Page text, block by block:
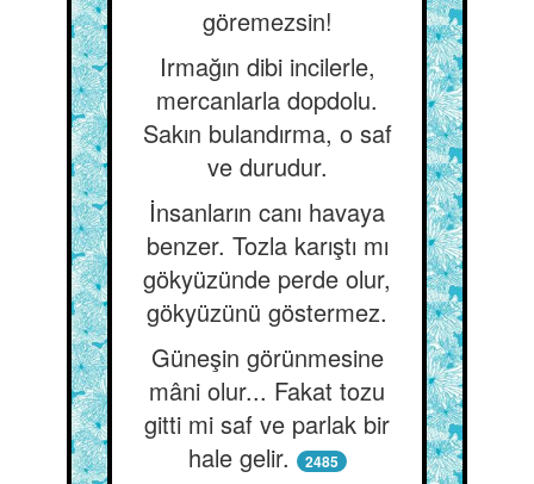
göremezsin!
Irmağın dibi incilerle,
mercanlarla dopdolu.
Sakın bulandırma, o saf
ve durudur.
İnsanların canı havaya
benzer. Tozla karıştı mı
gökyüzünde perde olur,
gökyüzünü göstermez.
Güneşin görünmesine
mâni olur... Fakat tozu
gitti mi saf ve parlak bir
hale gelir.
2485